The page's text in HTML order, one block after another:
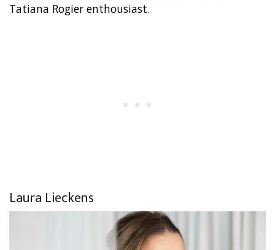
Tatiana Rogier enthousiast.
Laura Lieckens